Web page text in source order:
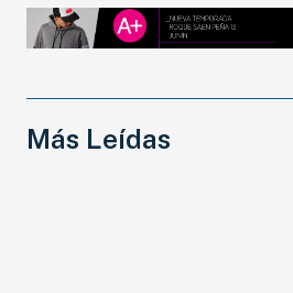
Más Leídas